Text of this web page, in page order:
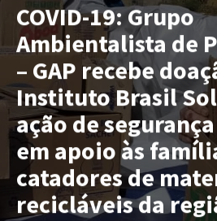
COVID-19: Grupo
Ambientalista de
– GAP recebe
Instituto Brasil
ação de
em apoio às
catadores de
recicláveis da